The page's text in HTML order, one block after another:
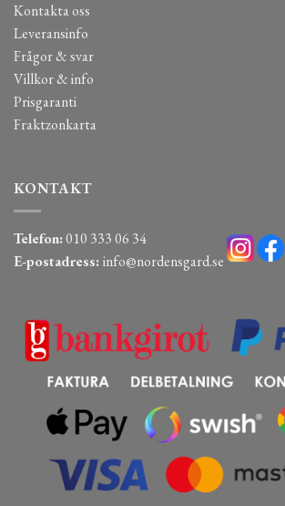
Kontakta oss
Leveransinfo
Frågor & svar
Villkor & info
Prisgaranti
Fraktzonkarta
KONTAKT
Telefon:010 333 06 34
E-postadress: info@nordensgard.se